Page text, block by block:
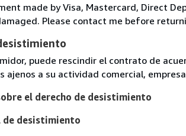
made by Visa, Mastercard, Direct
Please contact me before
puede rescindir el contrato de
ajenos a su actividad comercial,
el derecho de desistimiento
de desistimiento